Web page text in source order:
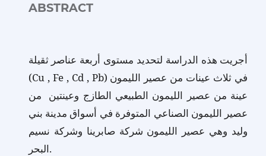
ABSTRACT
أجريت هذه الدراسة لتحديد مستوى أربعة عناصر ثقيلة
(Cu , Fe , Cd , Pb) في ثلاث عينات من عصير الليمون
عينة من عصير الليمون الطبيعي الطازج وعينتين من
عصير الليمون الصناعي المتوفرة في أسواق مدينة بني
وليد وهي عصير الليمون شركة صابرينا وشركة نسيم
البحر.